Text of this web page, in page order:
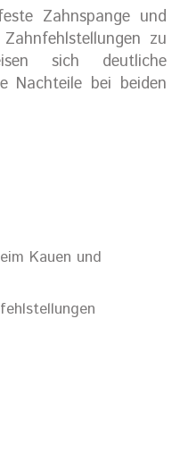
Zahnspange und
zu
sich deutliche
Nachteile bei beiden
Kauen und